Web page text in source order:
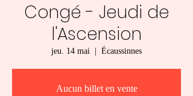
Congé - Jeudi de
l'Ascension
jeu. 14 mai Écaussinnes
Aucun billet en vente